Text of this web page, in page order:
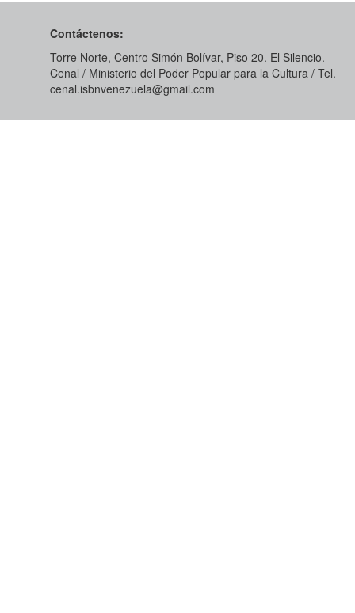
Contáctenos:
Torre Norte, Centro Simón Bolívar, Piso 20. El Silencio.
Cenal / Ministerio del Poder Popular para la Cultura / Tel.
cenal.isbnvenezuela@gmail.com